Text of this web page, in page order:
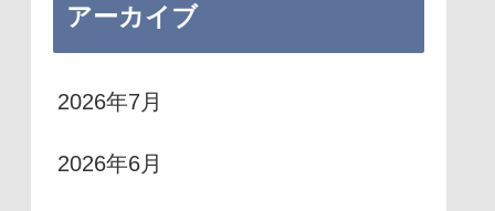
アーカイブ
2026年7月
2026年6月